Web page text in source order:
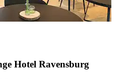
Hotel Ravensburg